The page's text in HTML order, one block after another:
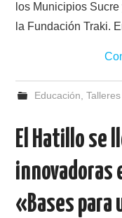
los Municipios
la Fundación Traki.
Educación Talleres
El Hatillo se
innovadoras
«Bases para